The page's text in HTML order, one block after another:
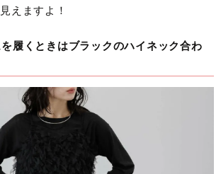
えますよ！
履くときはブラックのハイネック合わ